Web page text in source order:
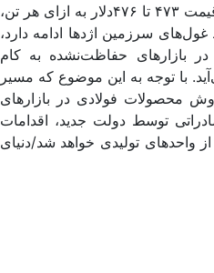
براساس اخبار منتشرشده از شرق آسیا، چینی‌‌‌ها میزان زیادی شمش صادراتی را با قیمت ۴۷۳ تا ۴۷۶دلار به ازای هر تن،
سرزمین اژدها ادامه دارد،
بازارهای حفاظت‌نشده به کام
با توجه به این موضوع که مسیر
محصولات فولادی در بازارهای
توسط دولت جدید، اقدامات
واحدهای تولیدی خواهد شد/دنیای